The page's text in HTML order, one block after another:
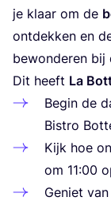
je klaar om de
ont­dek­ken en
bewon­de­ren bij
Dit heeft La
Begin de
Bistro
Kijk hoe
om 11:00
Geniet van